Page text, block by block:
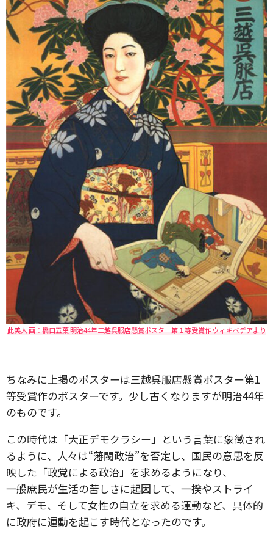
此美人 画：橋口五葉 明治44年三越呉服店懸賞ポスター第１等受賞作 ウィキべデアより
ちなみに上掲のポスターは三越呉服店懸賞ポスター第1
等受賞作のポスターです。少し古くなりますが明治44年
のものです。
この時代は「大正デモクラシー」という言葉に象徴され
るように、人々は“藩閥政治”を否定し、国民の意思を反
映した「政党による政治」を求めるようになり、
一般庶民が生活の苦しさに起因して、一揆やストライ
キ、デモ、そして女性の自立を求める運動など、具体的
に政府に運動を起こす時代となったのです。